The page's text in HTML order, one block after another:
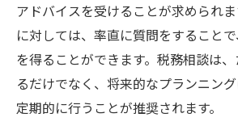
アドバイスを受けることが求められ
に対しては、率直に質問をすること
を得ることができます。税務相談は
るだけでなく、将来的なプランニング
定期的に行うことが推奨されます。